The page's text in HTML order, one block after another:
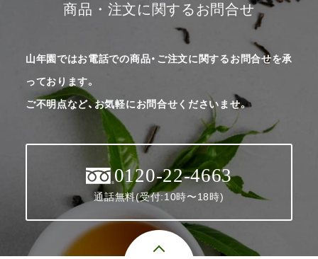
商品・注文に関するお問合せ
山年園ではお電話での商品・ご注文に関するお問合せを承
っております。
ご不明点など、お気軽にお問合せくださいませ。
0120-22-4663
通話無料(受付:10時〜18時)